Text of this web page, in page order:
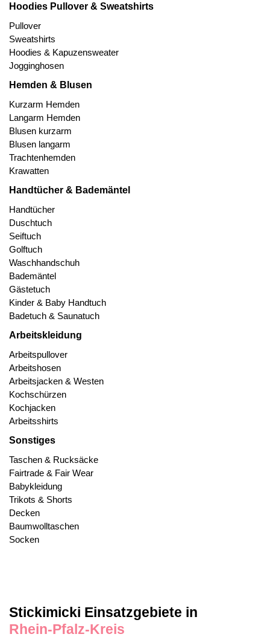
Hoodies Pullover & Sweatshirts
Pullover
Sweatshirts
Hoodies & Kapuzensweater
Jogginghosen
Hemden & Blusen
Kurzarm Hemden
Langarm Hemden
Blusen kurzarm
Blusen langarm
Trachtenhemden
Krawatten
Handtücher & Bademäntel
Handtücher
Duschtuch
Seiftuch
Golftuch
Waschhandschuh
Bademäntel
Gästetuch
Kinder & Baby Handtuch
Badetuch & Saunatuch
Arbeitskleidung
Arbeitspullover
Arbeitshosen
Arbeitsjacken & Westen
Kochschürzen
Kochjacken
Arbeitsshirts
Sonstiges
Taschen & Rucksäcke
Fairtrade & Fair Wear
Babykleidung
Trikots & Shorts
Decken
Baumwolltaschen
Socken
Stickimicki Einsatzgebiete in
Rhein-Pfalz-Kreis